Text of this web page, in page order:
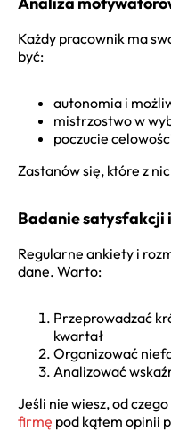
Każdy pracownik ma
być:
autonomia i
mistrzostwo w
poczucie
Zastanów się, które z
Badanie satysfakcji
Regularne ankiety i
dane. Warto:
Przeprowadzać
kwartał
Organizować
Analizować
Jeśli nie wiesz, od
firmę pod kątem opinii